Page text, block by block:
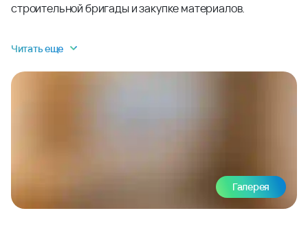
строительной бригады и закупке материалов.
Читать еще
Галерея